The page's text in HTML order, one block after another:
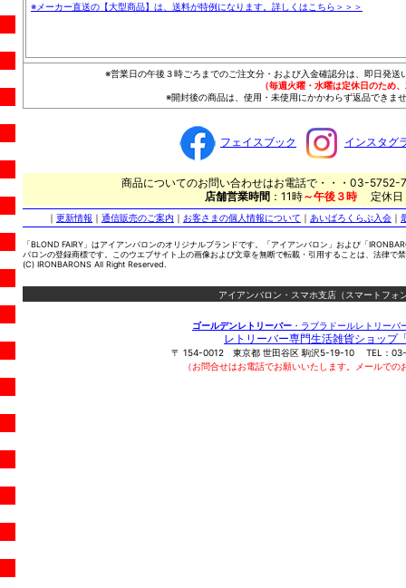
※メーカー直送の【大型商品】は、送料が特例になります。詳しくはこちら＞＞＞
※営業日の午後３時ごろまでのご注文分・および入金確認分は、即日発
（毎週火曜・水曜は定休日のため
※開封後の商品は、使用・未使用にかかわらず返品できま
フェイスブック インスタグ
商品についてのお問い合わせはお電話で・・・03-5752-
店舗営業時間 ：11時～午後３時 定休
｜ 更新情報 ｜ 通信販売のご案内 ｜ お客さまの個人情報について ｜ あいばろくらぶ入会 ｜
「BLOND FAIRY」はアイアンバロンのオリジナルブランドです。「アイアンバロン」および「
バロンの登録商標です。このウエブサイト上の画像および文章を無断で転載・引用することは、法律で
(C) IRONBARONS All Right Reserved.
アイアンバロン・スマホ支店（スマートフォ
ゴールデンレトリーバー ・ラブラドールレトリー
レトリーバー専門生活雑貨ショップ
〒 154-0012 東京都 世田谷区 駒沢5-19-10 TEL：
（お問合せはお電話でお願いいたします。メールで